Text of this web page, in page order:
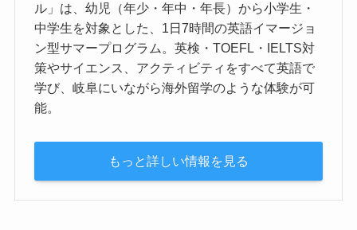
ル」は、幼児（年少・年中・年長）から小学生・
中学生を対象とした、1日7時間の英語イマージョ
ン型サマープログラム。英検・TOEFL・IELTS対
策やサイエンス、アクティビティをすべて英語で
学び、岐阜にいながら海外留学のような体験が可
能。
もっと詳しい情報を見る